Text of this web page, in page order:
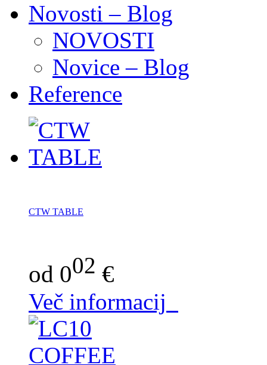
Novosti – Blog
NOVOSTI
Novice – Blog
Reference
CTW TABLE
od 002 €
Več informacij